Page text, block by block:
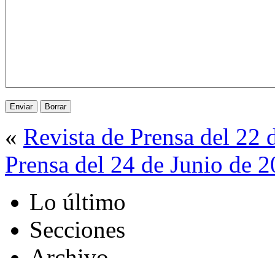
« Revista de Prensa del 22
Prensa del 24 de Junio de
Lo último
Secciones